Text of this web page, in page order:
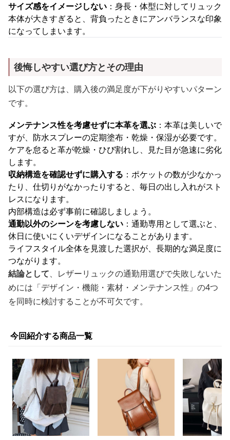
サイズ感をイメージしない ：身長・体型に対してリュック
本体が大きすぎると、背負ったときにアンバランスな印象
になってしまいます。
後悔しやすい選び方とその理由
以下の選び方は、購入後の満足度が下がりやすいパターン
です。
メンテナンス性を考慮せずに本革を選ぶ ：本革は美しいで
すが、防水スプレーの定期塗布・乾燥・保湿が必要です。
ケアを怠ると革が乾燥・ひび割れし、見た目が急速に劣化
します。
収納構造を確認せずに購入する ：ポケットの数が少なかっ
たり、仕切りがなかったりすると、毎日の出し入れがスト
レスになります。
内部構造は必ず事前に確認しましょう。
通勤以外のシーンを考慮しない ：通勤専用として選ぶと、
休日に使いにくいデザインになることがあります。
ライフスタイル全体を見渡した選択が、長期的な満足度に
つながります。
結論として、レザーリュックの通勤用選びで失敗しないた
めには「デザイン・機能・素材・メンテナンス性」の4つ
を同時に検討することが不可欠です。
今回紹介する商品一覧